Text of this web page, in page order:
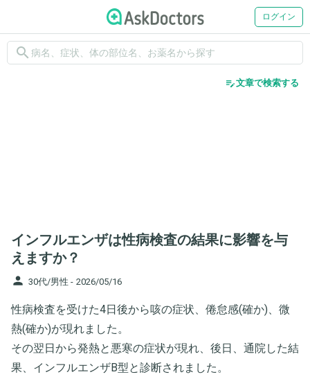
ログイン
search
edit_note文章で検索する
インフルエンザは性病検査の結果に影響を与
えますか？
person 30代/男性 - 2026/05/16
性病検査を受けた4日後から咳の症状、倦怠感(確か)、微
熱(確か)が現れました。
その翌日から発熱と悪寒の症状が現れ、後日、通院した結
果、インフルエンザB型と診断されました。